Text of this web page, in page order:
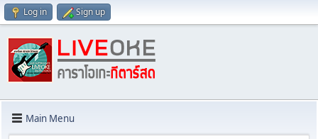
Log in Sign up
Main Menu